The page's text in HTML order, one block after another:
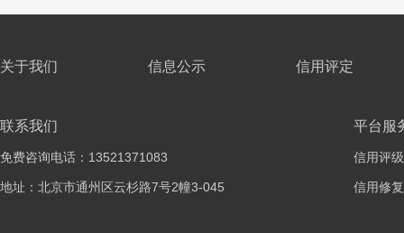
关于我们 信息公示 信用评定
联系我们
免费咨询电话：13521371083
地址：北京市通州区云杉路7号2幢3-045
平台服
信用评级
信用修复